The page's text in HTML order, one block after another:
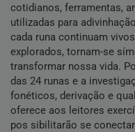
cotidianos, ferramentas,
utilizadas para
cada runa continuam
explorados, tornam-se
transformar nossa vida.
das 24 runas e a
fonéticos, derivação e
oferece aos leitores
pos sibilitarão se